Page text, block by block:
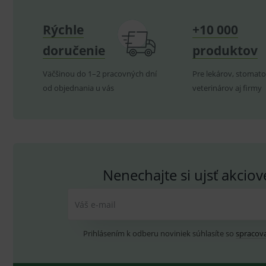
Rýchle
doručenie
Väčšinou do 1–2 pracovných dní
od objednania u vás
+10 000
produktov
Pre lekárov,
veterinárov aj firmy
Nenechajte si ujsť
Váš e-mail
Prihlásením k odberu noviniek súhlasíte so
Název
193359858-4
Název
_gcl_au